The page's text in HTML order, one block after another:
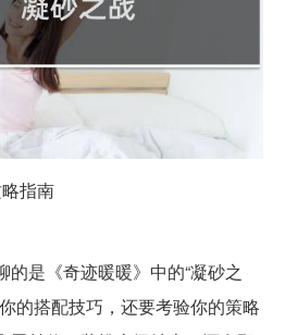
指南
是《奇迹暖暖》中的“凝砂之
的搭配技巧，还要考验你的策略